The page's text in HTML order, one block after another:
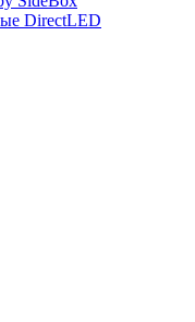
DirectLED